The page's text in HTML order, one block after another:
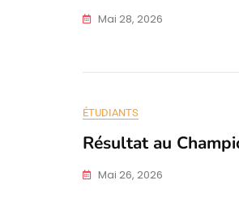
Mai 28, 2026
ÉTUDIANTS
Résultat au
Mai 26, 2026